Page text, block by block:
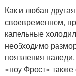
Как и любая
своевременном,
капельные
необходимо
появления
«ноу Фрост»